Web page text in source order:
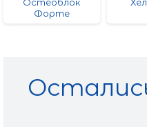
Остеоблок
Форте